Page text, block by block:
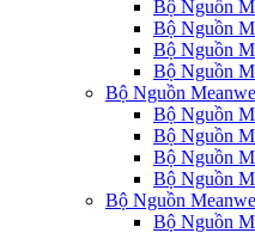
Bộ Nguồn
Bộ Nguồn
Bộ Nguồn
Bộ Nguồn
Bộ Nguồn
Bộ Nguồn
Bộ Nguồn
Bộ Nguồn
Bộ Nguồn
Bộ Nguồn
Bộ Nguồn